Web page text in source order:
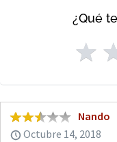
¿Qué
Nando
Octubre 14, 2018